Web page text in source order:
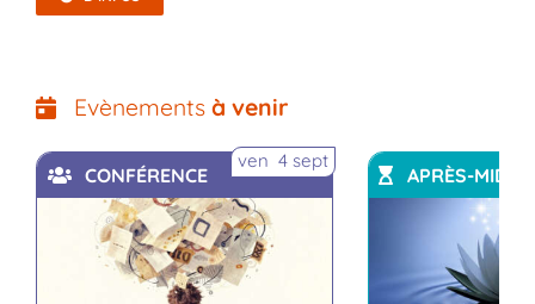
Evènements à venir
CONFÉRENCE
ven 4 sept
APRÈS-MIDI